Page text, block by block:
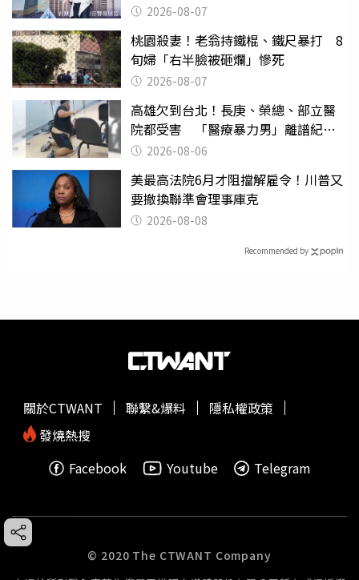
2026-08-07
桃園殺妻！老翁持鐵棍、鐵尺暴打 8
旬婦「右半臉被砸爛」慘死
2026-08-07
高雄欠到台北！長庚、榮總、部立醫
院都受害 「醫療暴力男」離譜紀錄
曝光2026-08-06
美最高法院6月才阻擋解雇令！川普又
要撤換聯準會理事庫克
2026-08-08
Recommended by
關於CTWANT 聯繫&爆料
隱私權政策
發燒熱搜
Facebook
Youtube Telegram
© 2020 The CTWANT Company